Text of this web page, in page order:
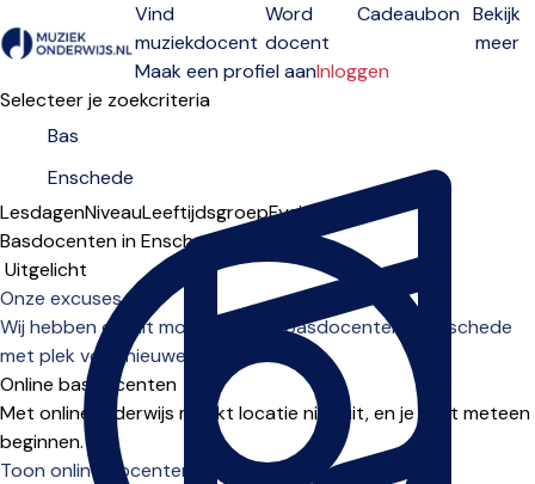
Open menu
Vind
muziekdocent
Word
docent
Cadeaubon Bekijk
meer
Maak een profiel aanInloggen
Selecteer je zoekcriteria
LesdagenNiveauLeeftijdsgroepFysiek
Basdocenten in Enschede
Sorteervolgorde
Onze excuses...
Wij hebben op dit moment geen basdocenten in Enschede
met plek voor nieuwe leerlingen.
Online basdocenten
Met onlineonderwijs maakt locatie niet uit, en je kunt meteen
beginnen.
Toon online docenten